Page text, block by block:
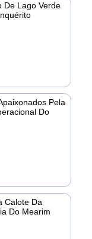
De Lago Verde
Pela
Do
Calote Da
Do Mearim